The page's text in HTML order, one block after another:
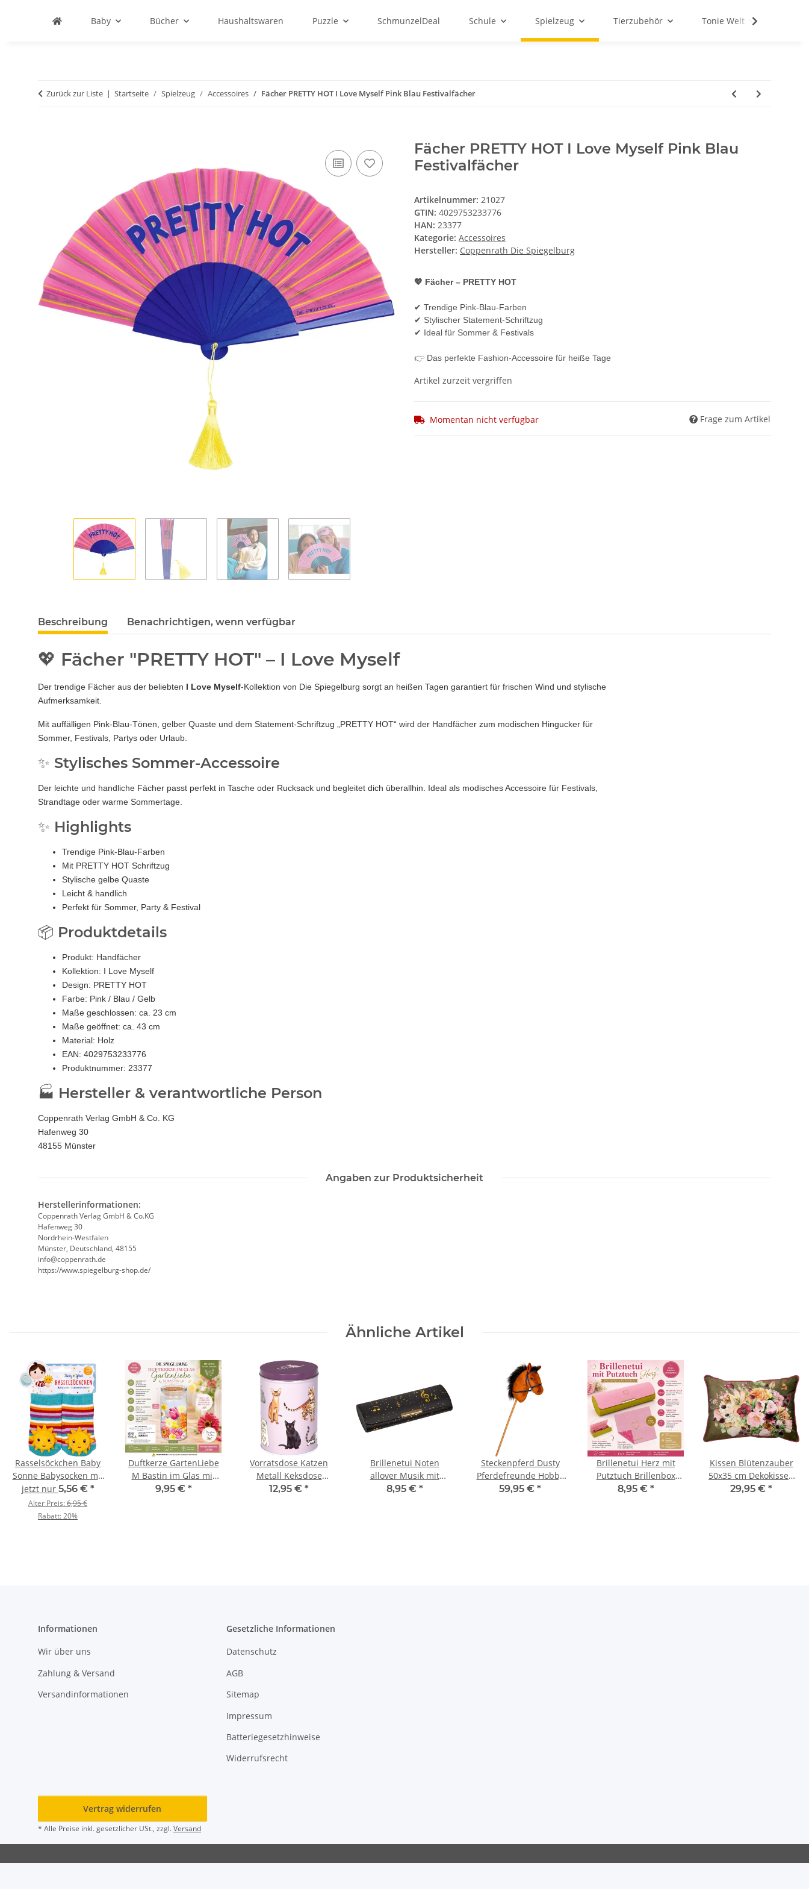
Baby Bücher Haushaltswaren Puzzle SchmunzelDeal Schule Spielzeug Tierzubehör Tonie Welt
Zurück zur Liste Startseite Spielzeug Accessoires Fächer PRETTY HOT I Love Myself Pink Blau Festivalfächer
Fächer PRETTY HOT I Love Myself Pink Blau
Festivalfächer
Artikelnummer: 21027
GTIN: 4029753233776
HAN: 23377
Kategorie: Accessoires
Hersteller: Coppenrath Die Spiegelburg
💖 Fächer – PRETTY HOT
✔ Trendige Pink-Blau-Farben
✔ Stylischer Statement-Schriftzug
✔ Ideal für Sommer & Festivals
👉 Das perfekte Fashion-Accessoire für heiße Tage
Artikel zurzeit vergriffen
Momentan nicht verfügbar Frage zum Artikel
Beschreibung Benachrichtigen, wenn verfügbar
💖 Fächer "PRETTY HOT" – I Love Myself
Der trendige Fächer aus der beliebten I Love Myself-Kollektion von Die Spiegelburg sorgt an heißen Tagen garantiert für frischen Wind und stylische
Aufmerksamkeit.
Mit auffälligen Pink-Blau-Tönen, gelber Quaste und dem Statement-Schriftzug „PRETTY HOT“ wird der Handfächer zum modischen Hingucker für
Sommer, Festivals, Partys oder Urlaub.
✨ Stylisches Sommer-Accessoire
Der leichte und handliche Fächer passt perfekt in Tasche oder Rucksack und begleitet dich überallhin. Ideal als modisches Accessoire für Festivals,
Strandtage oder warme Sommertage.
✨ Highlights
Trendige Pink-Blau-Farben
Mit PRETTY HOT Schriftzug
Stylische gelbe Quaste
Leicht & handlich
Perfekt für Sommer, Party & Festival
📦 Produktdetails
Produkt: Handfächer
Kollektion: I Love Myself
Design: PRETTY HOT
Farbe: Pink / Blau / Gelb
Maße geschlossen: ca. 23 cm
Maße geöffnet: ca. 43 cm
Material: Holz
EAN: 4029753233776
Produktnummer: 23377
🏭 Hersteller & verantwortliche Person
Coppenrath Verlag GmbH & Co. KG
Hafenweg 30
48155 Münster
Angaben zur Produktsicherheit
Herstellerinformationen:
Coppenrath Verlag GmbH & Co.KG
Hafenweg 30
Nordrhein-Westfalen
Münster, Deutschland, 48155
info@coppenrath.de
https://www.spiegelburg-shop.de/
Ähnliche Artikel
Rasselsöckchen Baby
Sonne Babysocken mit
Rassel BabyGlück
Geschenk Set
jetzt nur 5,56 € *
Alter Preis:6,95 €
Rabatt:20%
Duftkerze GartenLiebe
M Bastin im Glas mit
Deckel Die Spiegelburg
9,95 € *
Vorratsdose Katzen
Metall Keksdose
Aufbewahrung I love
12,95 € *
Brillenetui Noten
allover Musik mit
Putztuch Etui Schwarz
8,95 € *
Steckenpferd Dusty
Pferdefreunde Hobby
Horsing Pferd 105cm
59,95 € *
Brillenetui Herz mit
Putztuch Brillenbox
Brillenhülle Die
8,95 € *
Kissen Blütenzauber
50x35 cm Dekokissen
Blumen Marjolein
29,95 € *
Informationen
Wir über uns
Zahlung & Versand
Versandinformationen
Gesetzliche Informationen
Datenschutz
AGB
Sitemap
Impressum
Batteriegesetzhinweise
Widerrufsrecht
Vertrag widerrufen
* Alle Preise inkl. gesetzlicher USt., zzgl.Versand